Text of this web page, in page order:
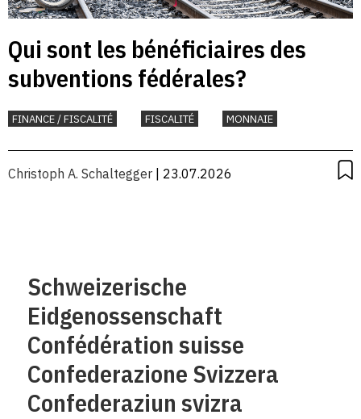
Qui sont les bénéficiaires des
subventions fédérales?
FINANCE / FISCALITÉ FISCALITÉ MONNAIE
Christoph A. Schaltegger | 23.07.2026
Schweizerische
Eidgenossenschaft
Confédération suisse
Confederazione Svizzera
Confederaziun svizra